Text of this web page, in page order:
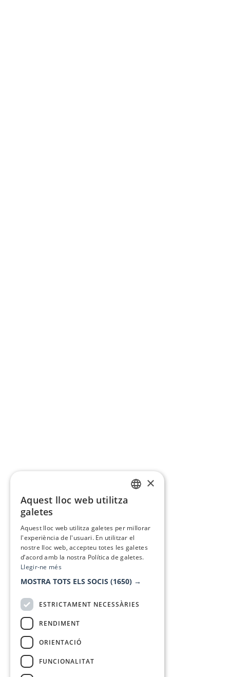
×
Aquest lloc web utilitza
galetes
Aquest lloc web utilitza galetes per millorar
l'experiència de l'usuari. En utilitzar el
nostre lloc web, accepteu totes les galetes
d’acord amb la nostra Política de galetes.
Llegir-ne més
MOSTRA TOTS ELS SOCIS (1650) →
ESTRICTAMENT NECESSÀRIES
RENDIMENT
ORIENTACIÓ
FUNCIONALITAT